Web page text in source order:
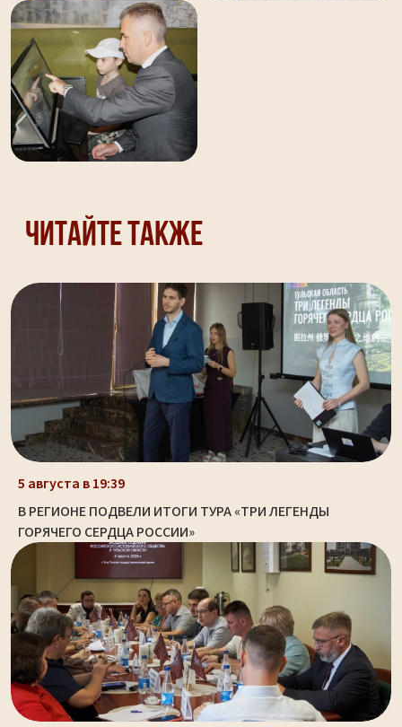
Читайте также
5 августа в 19:39
В РЕГИОНЕ ПОДВЕЛИ ИТОГИ ТУРА «ТРИ ЛЕГЕНДЫ
ГОРЯЧЕГО СЕРДЦА РОССИИ»